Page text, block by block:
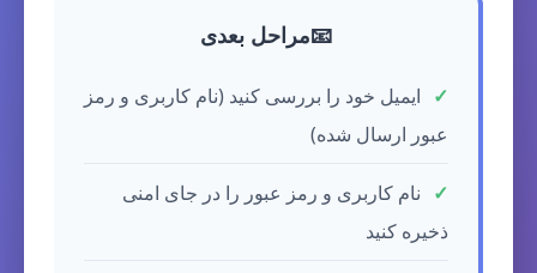
📧مراحل بعدی
ایمیل خود را بررسی کنید (نام کاربری و رمز
عبور ارسال شده)
نام کاربری و رمز عبور را در جای امنی
ذخیره کنید